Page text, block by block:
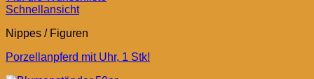
Schnellansicht
Nippes / Figuren
Porzellanpferd mit Uhr, 1 Stk!